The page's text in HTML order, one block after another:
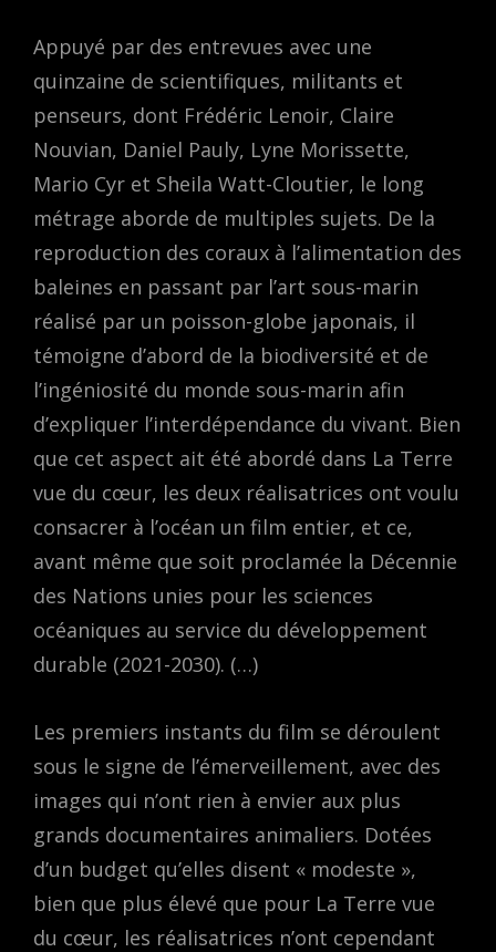
Appuyé par des entrevues avec une
quinzaine de scientifiques, militants et
penseurs, dont Frédéric Lenoir, Claire
Nouvian, Daniel Pauly, Lyne Morissette,
Mario Cyr et Sheila Watt-Cloutier, le long
métrage aborde de multiples sujets. De la
reproduction des coraux à l’alimentation des
baleines en passant par l’art sous-marin
réalisé par un poisson-globe japonais, il
témoigne d’abord de la biodiversité et de
l’ingéniosité du monde sous-marin afin
d’expliquer l’interdépendance du vivant. Bien
que cet aspect ait été abordé dans La Terre
vue du cœur, les deux réalisatrices ont voulu
consacrer à l’océan un film entier, et ce,
avant même que soit proclamée la Décennie
des Nations unies pour les sciences
océaniques au service du développement
durable (2021-2030). (…)
Les premiers instants du film se déroulent
sous le signe de l’émerveillement, avec des
images qui n’ont rien à envier aux plus
grands documentaires animaliers. Dotées
d’un budget qu’elles disent « modeste »,
bien que plus élevé que pour La Terre vue
du cœur, les réalisatrices n’ont cependant